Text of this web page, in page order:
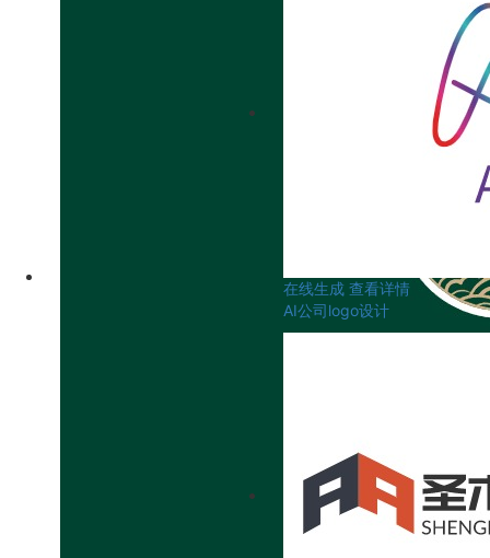
在线生成 查看详情
AI公司logo设计